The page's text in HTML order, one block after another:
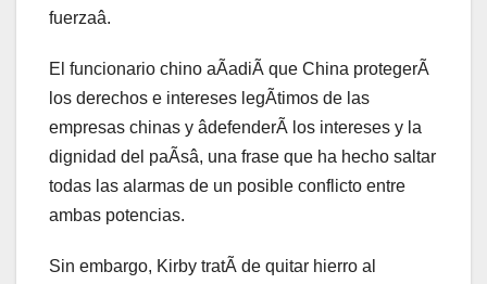
fuerzaâ.
El funcionario chino aÃadiÃ que China protegerÃ
los derechos e intereses legÃtimos de las
empresas chinas y âdefenderÃ los intereses y la
dignidad del paÃsâ, una frase que ha hecho saltar
todas las alarmas de un posible conflicto entre
ambas potencias.
Sin embargo, Kirby tratÃ de quitar hierro al